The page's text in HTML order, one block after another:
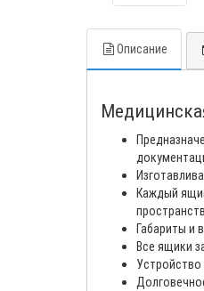
Описание
Каждый
Габариты и
Все ящики
Устройство